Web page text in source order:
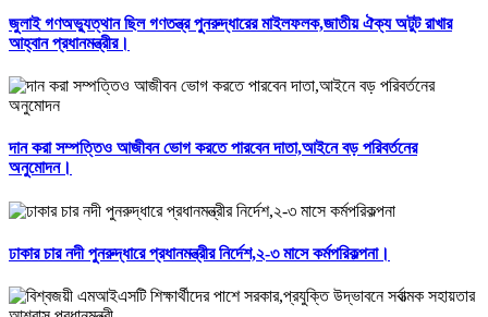
জুলাই গণঅভ্যুত্থান ছিল গণতন্ত্র পুনরুদ্ধারের মাইলফলক,জাতীয় ঐক্য অটুট রাখার
আহ্বান প্রধানমন্ত্রীর।
দান করা সম্পত্তিও আজীবন ভোগ করতে পারবেন দাতা,আইনে বড় পরিবর্তনের
অনুমোদন।
ঢাকার চার নদী পুনরুদ্ধারে প্রধানমন্ত্রীর নির্দেশ,২-৩ মাসে কর্মপরিকল্পনা।